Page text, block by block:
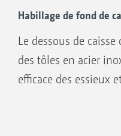
Habillage de fond de
Le dessous de
des tôles en acier
efficace des essieux